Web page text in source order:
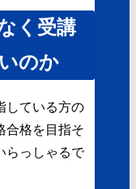
く受講
のか
している方の
合格を目指そ
らっしゃるで